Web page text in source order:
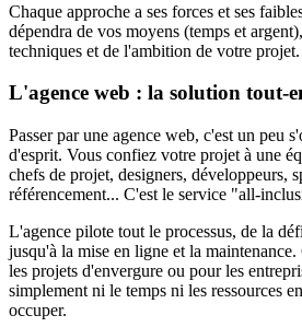
Chaque approche a ses forces et ses
dépendra de vos moyens (temps et
techniques et de l'ambition de votre projet.
L'agence web : la solution tout-
Passer par une agence web, c'est un peu
d'esprit. Vous confiez votre projet à une
chefs de projet, designers, développeurs,
référencement... C'est le service "all-
L'agence pilote tout le processus, de la
jusqu'à la mise en ligne et la
les projets d'envergure ou pour les
simplement ni le temps ni les ressources
occuper.